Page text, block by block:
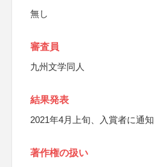
無し
審査員
九州文学同人
結果発表
2021年4月上旬、入賞者に通知
著作権の扱い